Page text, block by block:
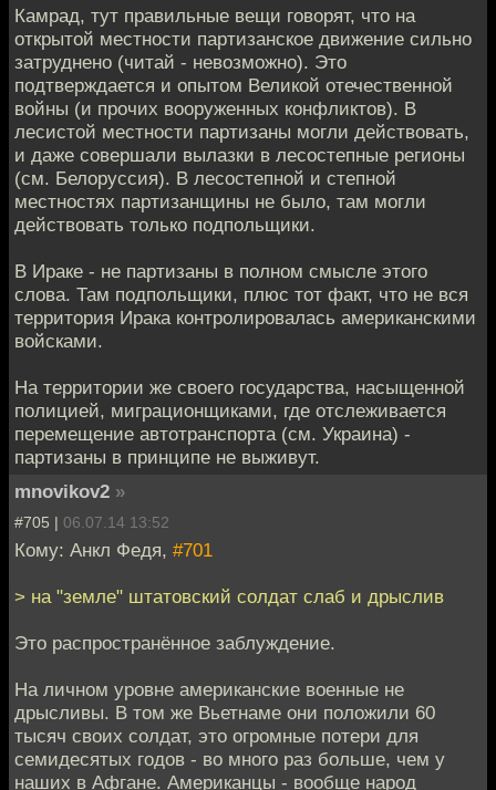
Камрад, тут правильные вещи говорят, что на
открытой местности партизанское движение сильно
затруднено (читай - невозможно). Это
подтверждается и опытом Великой отечественной
войны (и прочих вооруженных конфликтов). В
лесистой местности партизаны могли действовать,
и даже совершали вылазки в лесостепные регионы
(см. Белоруссия). В лесостепной и степной
местностях партизанщины не было, там могли
действовать только подпольщики.
В Ираке - не партизаны в полном смысле этого
слова. Там подпольщики, плюс тот факт, что не вся
территория Ирака контролировалась американскими
войсками.
На территории же своего государства, насыщенной
полицией, миграционщиками, где отслеживается
перемещение автотранспорта (см. Украина) -
партизаны в принципе не выживут.
mnovikov2 »
#705 | 06.07.14 13:52
Кому: Анкл Федя, #701
> на "земле" штатовский солдат слаб и дрыслив
Это распространённое заблуждение.
На личном уровне американские военные не
дрысливы. В том же Вьетнаме они положили 60
тысяч своих солдат, это огромные потери для
семидесятых годов - во много раз больше, чем у
наших в Афгане. Американцы - вообще народ